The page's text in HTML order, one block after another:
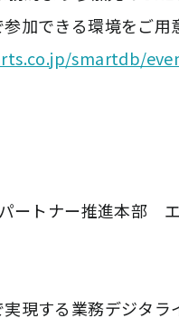
加できる環境をご用
smartdb/
ートナー推進本部
現する業務デジタラ